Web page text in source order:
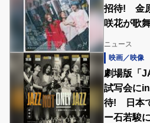
招待! 金
咲花が歌
ニュース
映画／映像
劇場版「
試写会に
待! 日本
ー石若駿